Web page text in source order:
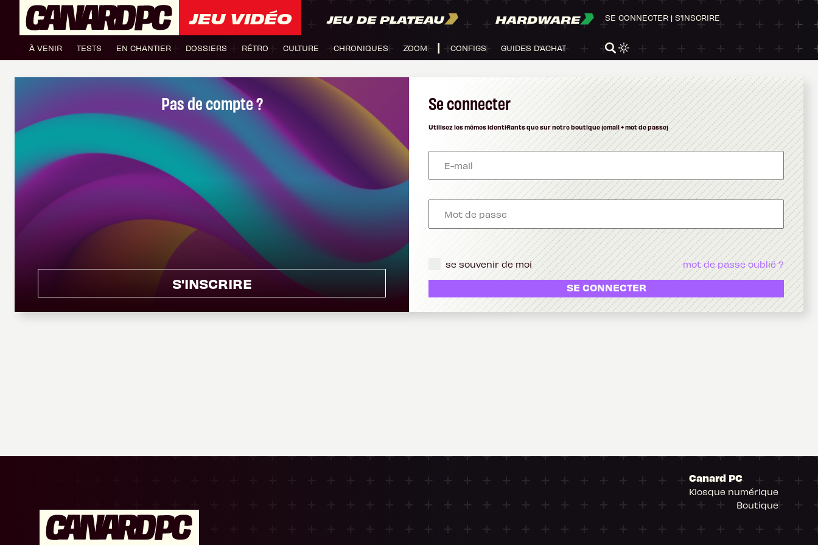
JEU VIDÉO JEU DE PLATEAU HARDWARE
À VENIR TESTS EN CHANTIER DOSSIERS RÉTRO CULTURE CHRONIQUES ZOOM CONFIGS GUIDES D'ACHAT
SE CONNECTER | S'INSCRIRE
Pas de compte ?
S'INSCRIRE
Se connecter
Utilisez les mêmes identifiants que sur notre boutique (email + mot de passe)
se souvenir de moi mot de passe oublié ?
SE CONNECTER
Canard PC
Kiosque numérique
Boutique